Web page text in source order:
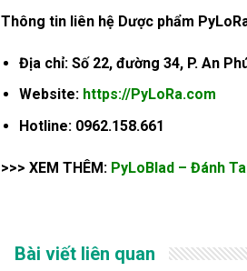
Thông tin liên hệ Dược phẩm
Địa chỉ: Số 22, đường 34, P. An
Website: https://PyLoRa.com
Hotline: 0962.158.661
>>> XEM THÊM: PyLoBlad – Đánh
Bài viết liên quan